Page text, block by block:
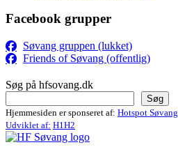
Facebook grupper
Søvang gruppen (lukket)
Friends of Søvang (offentlig)
Søg på hfsovang.dk
Søg
Hjemmesiden er sponseret af: Hotspot Søvang
Udviklet af: H1H2